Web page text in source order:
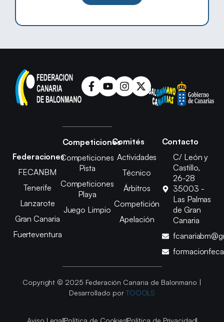
Federaciones
FECANBM
Tenerife
Lanzarote
Gran Canaria
Fuerteventura
Competiciones
Competiciones
Pista
Competiciones
Playa
Juego Limpio
Comités
Actividades
Técnico
Árbitros
Competición
Apelación
Contacto
C/ León y
Castillo,
26-28
35003 -
Las Palmas
de Gran
Canaria
Copyright © 2025 Federación Canaria de Balonmano |
Desarrollado por TOOOLS